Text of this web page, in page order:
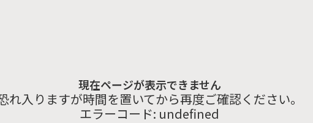
現在ページが表示できません
れ入りますが時間を置いてから再度ご確認ください。
エラーコード: undefined